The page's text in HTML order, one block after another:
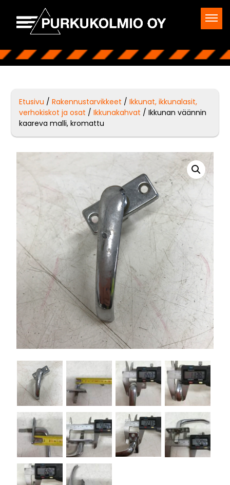
Etusivu /Rakennustarvikkeet /Ikkunat, ikkunalasit,
verhokiskot ja osat /Ikkunakahvat / Ikkunan väännin
kaareva malli, kromattu